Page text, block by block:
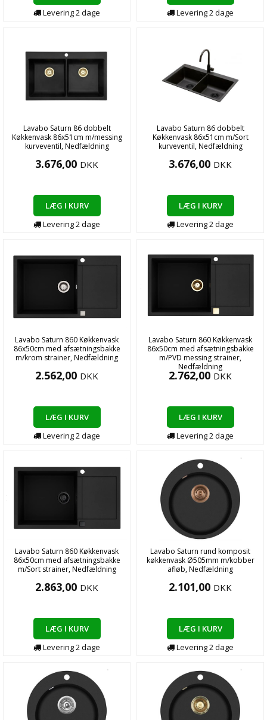
Levering2dage
Levering2dage
Lavabo Saturn 86 dobbelt
Køkkenvask 86x51cm m/messing
kurveventil, Nedfældning
3.676,00 DKK
LÆG I KURV
Levering2dage
Lavabo Saturn 86 dobbelt
Køkkenvask 86x51cm m/Sort
kurveventil, Nedfældning
3.676,00 DKK
LÆG I KURV
Levering2dage
Lavabo Saturn 860 Køkkenvask
86x50cm med afsætningsbakke
m/krom strainer, Nedfældning
2.562,00 DKK
LÆG I KURV
Levering2dage
Lavabo Saturn 860 Køkkenvask
86x50cm med afsætningsbakke
m/PVD messing strainer,
Nedfældning
2.762,00 DKK
LÆG I KURV
Levering2dage
Lavabo Saturn 860 Køkkenvask
86x50cm med afsætningsbakke
m/Sort strainer, Nedfældning
2.863,00 DKK
LÆG I KURV
Levering2dage
Lavabo Saturn rund komposit
køkkenvask Ø505mm m/kobber
afløb, Nedfældning
2.101,00 DKK
LÆG I KURV
Levering2dage